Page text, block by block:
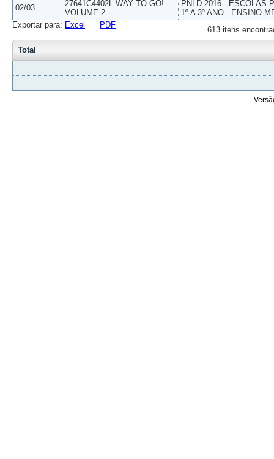
02/03
27641C4402L-WAY TO GO! -
VOLUME 2
PNLD 2016 - ESCOLAS
1º A 3º ANO - ENSINO
613 itens
Exportar para: Excel PDF
Total